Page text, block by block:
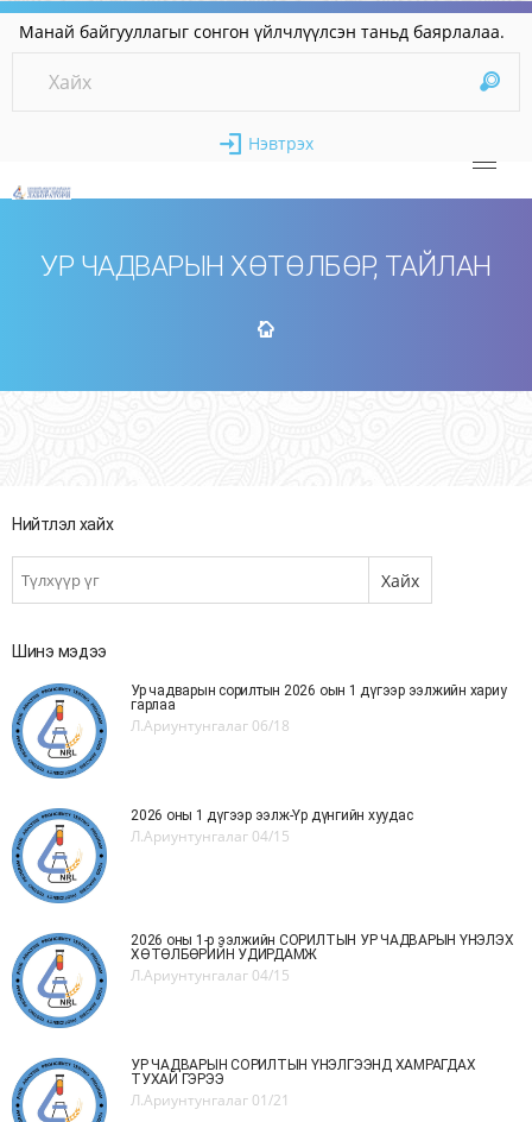
байгууллагыг сонгон үйлчлүүлсэн таньд
Нэвтрэх
УР ЧАДВАРЫН ХӨТӨЛБӨР, ТАЙЛАН
Нийтлэл хайх
Шинэ мэдээ
Ур чадварын сорилтын 2026 оын 1 дүгээр ээлжийн хариу
гарлаа
Л.Ариунтунгалаг 06/18
2026 оны 1 дүгээр ээлж-Үр дүнгийн хуудас
Л.Ариунтунгалаг 04/15
2026 оны 1-р ээлжийн СОРИЛТЫН УР ЧАДВАРЫН ҮНЭЛЭХ
ХӨТӨЛБӨРИЙН УДИРДАМЖ
Л.Ариунтунгалаг 04/15
УР ЧАДВАРЫН СОРИЛТЫН ҮНЭЛГЭЭНД ХАМРАГДАХ
ТУХАЙ ГЭРЭЭ
Л.Ариунтунгалаг 01/21